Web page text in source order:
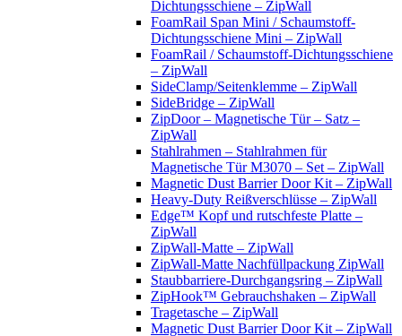
Dichtungsschiene – ZipWall
FoamRail Span Mini / Schaumstoff-
Dichtungsschiene Mini – ZipWall
FoamRail / Schaumstoff-Dichtungsschiene
– ZipWall
SideClamp/Seitenklemme – ZipWall
SideBridge – ZipWall
ZipDoor – Magnetische Tür – Satz –
ZipWall
Stahlrahmen – Stahlrahmen für
Magnetische Tür M3070 – Set – ZipWall
Magnetic Dust Barrier Door Kit – ZipWall
Heavy-Duty Reißverschlüsse – ZipWall
Edge™ Kopf und rutschfeste Platte –
ZipWall
ZipWall-Matte – ZipWall
ZipWall-Matte Nachfüllpackung ZipWall
Staubbarriere-Durchgangsring – ZipWall
ZipHook™ Gebrauchshaken – ZipWall
Tragetasche – ZipWall
Magnetic Dust Barrier Door Kit – ZipWall